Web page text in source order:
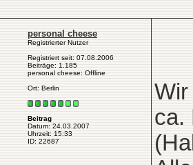
personal cheese
Registrierter Nutzer
Registriert seit: 07.08.2006
Beiträge: 1.185
personal cheese: Offline
Ort: Berlin
Beitrag
Datum: 24.03.2007
Uhrzeit: 15:33
ID: 22687
ca.